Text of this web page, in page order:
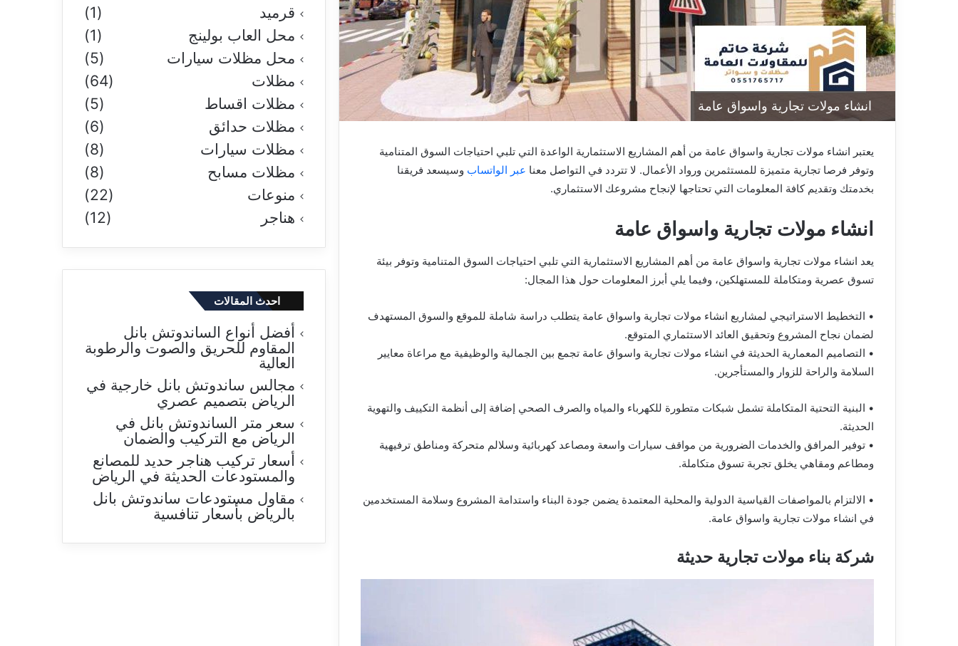
انشاء مولات تجارية واسواق عامة
يعتبر انشاء مولات تجارية واسواق عامة من أهم المشاريع الاستثمارية الواعدة التي تلبي احتياجات السوق المتنامية
وتوفر فرصا تجارية متميزة للمستثمرين ورواد الأعمال. لا تتردد في التواصل معنا عبر الواتساب وسيسعد فريقنا
بخدمتك وتقديم كافة المعلومات التي تحتاجها لإنجاح مشروعك الاستثماري.
انشاء مولات تجارية واسواق عامة
يعد انشاء مولات تجارية واسواق عامة من أهم المشاريع الاستثمارية التي تلبي احتياجات السوق المتنامية وتوفر بيئة
تسوق عصرية ومتكاملة للمستهلكين، وفيما يلي أبرز المعلومات حول هذا المجال:
• التخطيط الاستراتيجي لمشاريع انشاء مولات تجارية واسواق عامة يتطلب دراسة شاملة للموقع والسوق المستهدف
لضمان نجاح المشروع وتحقيق العائد الاستثماري المتوقع.
• التصاميم المعمارية الحديثة في انشاء مولات تجارية واسواق عامة تجمع بين الجمالية والوظيفية مع مراعاة معايير
السلامة والراحة للزوار والمستأجرين.
• البنية التحتية المتكاملة تشمل شبكات متطورة للكهرباء والمياه والصرف الصحي إضافة إلى أنظمة التكييف والتهوية
الحديثة.
• توفير المرافق والخدمات الضرورية من مواقف سيارات واسعة ومصاعد كهربائية وسلالم متحركة ومناطق ترفيهية
ومطاعم ومقاهي يخلق تجربة تسوق متكاملة.
• الالتزام بالمواصفات القياسية الدولية والمحلية المعتمدة يضمن جودة البناء واستدامة المشروع وسلامة المستخدمين
في انشاء مولات تجارية واسواق عامة.
شركة بناء مولات تجارية حديثة
قرميد
(1)
محل العاب بولينج
(1)
محل مظلات سيارات
(5)
مظلات
(64)
مظلات اقساط
(5)
مظلات حدائق
(6)
مظلات سيارات
(8)
مظلات مسابح
(8)
منوعات
(22)
هناجر
(12)
احدث المقالات
أفضل أنواع الساندوتش بانل
المقاوم للحريق والصوت والرطوبة
العالية
مجالس ساندوتش بانل خارجية في
الرياض بتصميم عصري
سعر متر الساندوتش بانل في
الرياض مع التركيب والضمان
أسعار تركيب هناجر حديد للمصانع
والمستودعات الحديثة في الرياض
مقاول مستودعات ساندوتش بانل
بالرياض بأسعار تنافسية